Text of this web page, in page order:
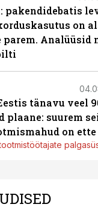
pakendidebatis
on
Analüüsid
tänavu veel
plaane: suurem
on